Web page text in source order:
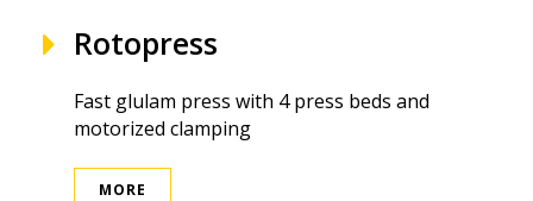
Rotopress
Fast glulam press with 4 press beds and
motorized clamping
MORE